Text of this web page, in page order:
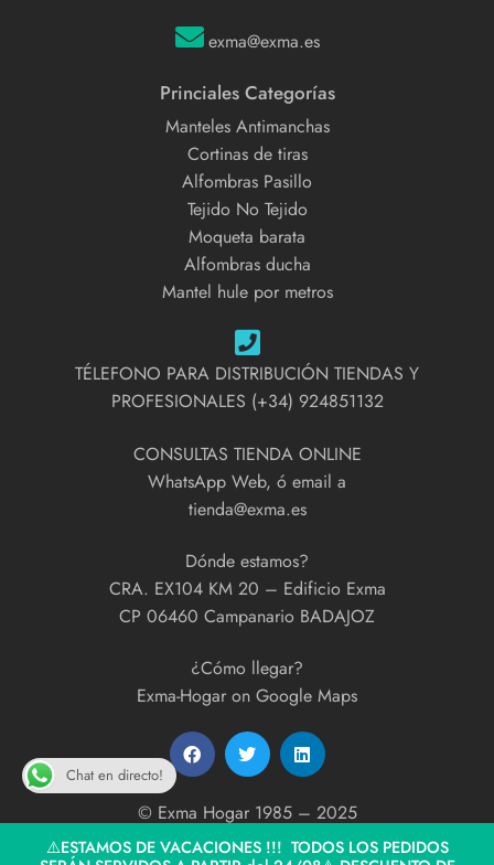
⚠️ESTAMOS DE VACACIONES !!! TODOS LOS PEDIDOS
exma@exma.es
Princiales Categorías
Manteles Antimanchas
Cortinas de tiras
Alfombras Pasillo
Tejido No Tejido
Moqueta barata
Alfombras ducha
Mantel hule por metros
TÉLEFONO PARA DISTRIBUCIÓN TIENDAS Y
PROFESIONALES (+34) 924851132
CONSULTAS TIENDA ONLINE
WhatsApp Web, ó email a
tienda@exma.es
Dónde estamos?
CRA. EX104 KM 20 – Edificio Exma
CP 06460 Campanario BADAJOZ
¿Cómo llegar?
Exma-Hogar on Google Maps
© Exma Hogar 1985 – 2025
developed by ExmaPrint!
Chat en directo!